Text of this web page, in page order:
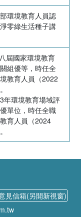
環境教育人員認
零綠生活種子講
屆國家環境教育
組優等，時任全
教育人員（2022
年環境教育場域評
單位，時任全職
育人員（2024
見信箱(另開新視窗)